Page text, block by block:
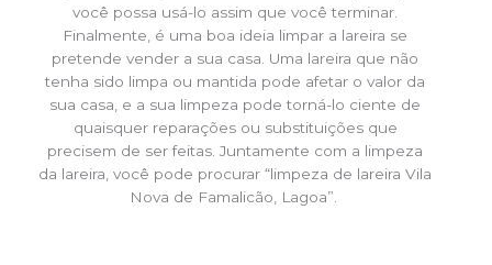
você possa usá-lo assim que você terminar.
Finalmente, é uma boa ideia limpar a lareira se
pretende vender a sua casa. Uma lareira que não
tenha sido limpa ou mantida pode afetar o valor da
sua casa, e a sua limpeza pode torná-lo ciente de
quaisquer reparações ou substituições que
precisem de ser feitas. Juntamente com a limpeza
da lareira, você pode procurar “limpeza de lareira Vila
Nova de Famalicão, Lagoa”.